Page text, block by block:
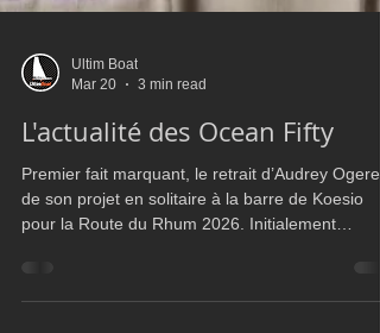
Ultim Boat
Mar 20
Premier fait marquant, le retrait d’Audrey